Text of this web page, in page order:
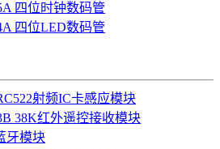
四位时钟数码管
四位LED数码管
射频IC卡感应模块
38K红外遥控接收模块
牙模块